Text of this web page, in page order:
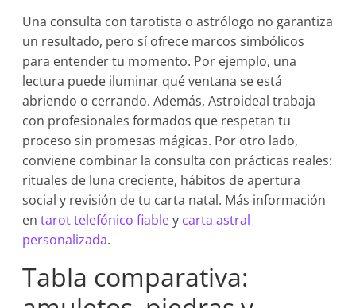
Una consulta con tarotista o astrólogo no garantiza
un resultado, pero sí ofrece marcos simbólicos
para entender tu momento. Por ejemplo, una
lectura puede iluminar qué ventana se está
abriendo o cerrando. Además, Astroideal trabaja
con profesionales formados que respetan tu
proceso sin promesas mágicas. Por otro lado,
conviene combinar la consulta con prácticas reales:
rituales de luna creciente, hábitos de apertura
social y revisión de tu carta natal. Más información
entarot telefónico fiabley carta astral
personalizada.
Tabla comparativa: